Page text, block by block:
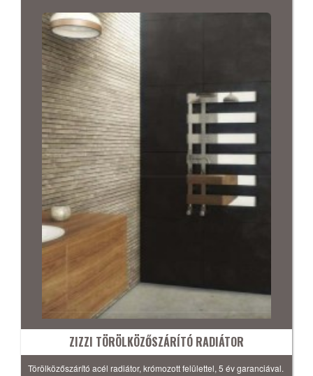
ZIZZI TÖRÖLKÖZŐSZÁRÍTÓ RADIÁTOR
Törölközőszárító acél radiátor, krómozott felülettel, 5 év garanciával.